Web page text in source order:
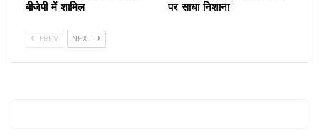
बीजेपी में शामिल
पर साधा निशाना
PREV NEXT